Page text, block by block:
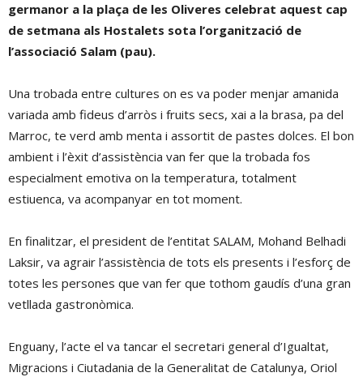
germanor a la plaça de les Oliveres celebrat aquest cap
de setmana als Hostalets sota l’organització de
l’associació Salam (pau).
Una trobada entre cultures on es va poder menjar amanida
variada amb fideus d’arròs i fruits secs, xai a la brasa, pa del
Marroc, te verd amb menta i assortit de pastes dolces. El bon
ambient i l’èxit d’assistència van fer que la trobada fos
especialment emotiva on la temperatura, totalment
estiuenca, va acompanyar en tot moment.
En finalitzar, el president de l’entitat SALAM, Mohand Belhadi
Laksir, va agrair l’assistència de tots els presents i l’esforç de
totes les persones que van fer que tothom gaudís d’una gran
vetllada gastronòmica.
Enguany, l’acte el va tancar el secretari general d’Igualtat,
Migracions i Ciutadania de la Generalitat de Catalunya, Oriol